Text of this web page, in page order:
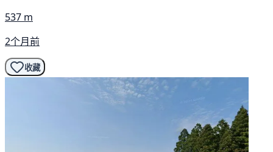
537 m
2个月前
收藏